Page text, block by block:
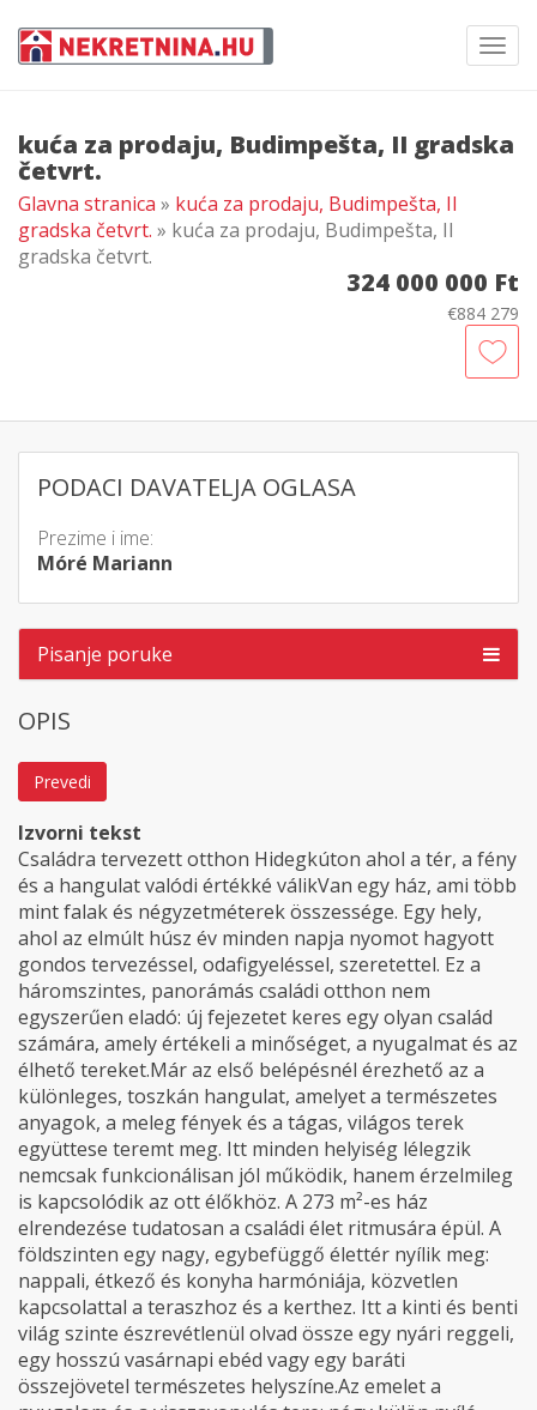
kuća za prodaju, Budimpešta, II gradska
četvrt.
Glavna stranica » kuća za prodaju, Budimpešta, II
gradska četvrt. » kuća za prodaju, Budimpešta, II
gradska četvrt.
324 000 000 Ft
€884 279
PODACI DAVATELJA OGLASA
Prezime i ime:
Móré Mariann
Pisanje poruke
OPIS
Prevedi
Izvorni tekst
Családra tervezett otthon Hidegkúton ahol a tér, a fény
és a hangulat valódi értékké válikVan egy ház, ami több
mint falak és négyzetméterek összessége. Egy hely,
ahol az elmúlt húsz év minden napja nyomot hagyott
gondos tervezéssel, odafigyeléssel, szeretettel. Ez a
háromszintes, panorámás családi otthon nem
egyszerűen eladó: új fejezetet keres egy olyan család
számára, amely értékeli a minőséget, a nyugalmat és az
élhető tereket.Már az első belépésnél érezhető az a
különleges, toszkán hangulat, amelyet a természetes
anyagok, a meleg fények és a tágas, világos terek
együttese teremt meg. Itt minden helyiség lélegzik
nemcsak funkcionálisan jól működik, hanem érzelmileg
is kapcsolódik az ott élőkhöz. A 273 m²-es ház
elrendezése tudatosan a családi élet ritmusára épül. A
földszinten egy nagy, egybefüggő élettér nyílik meg:
nappali, étkező és konyha harmóniája, közvetlen
kapcsolattal a teraszhoz és a kerthez. Itt a kinti és benti
világ szinte észrevétlenül olvad össze egy nyári reggeli,
egy hosszú vasárnapi ebéd vagy egy baráti
összejövetel természetes helyszíne.Az emelet a